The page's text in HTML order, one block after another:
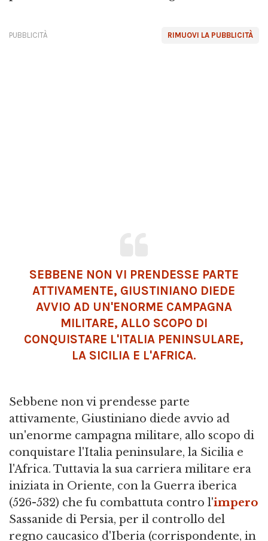
RIMUOVI LA PUBBLICITÀ
PUBBLICITÀ
SEBBENE NON VI PRENDESSE PARTE
ATTIVAMENTE, GIUSTINIANO DIEDE
AVVIO AD UN'ENORME CAMPAGNA
MILITARE, ALLO SCOPO DI
CONQUISTARE L'ITALIA PENINSULARE,
LA SICILIA E L'AFRICA.
Sebbene non vi prendesse parte
attivamente, Giustiniano diede avvio ad
un'enorme campagna militare, allo scopo di
conquistare l'Italia peninsulare, la Sicilia e
l'Africa. Tuttavia la sua carriera militare era
iniziata in Oriente, con la Guerra iberica
(526-532) che fu combattuta contro l'impero
Sassanide di Persia, per il controllo del
regno caucasico d'Iberia (corrispondente, in